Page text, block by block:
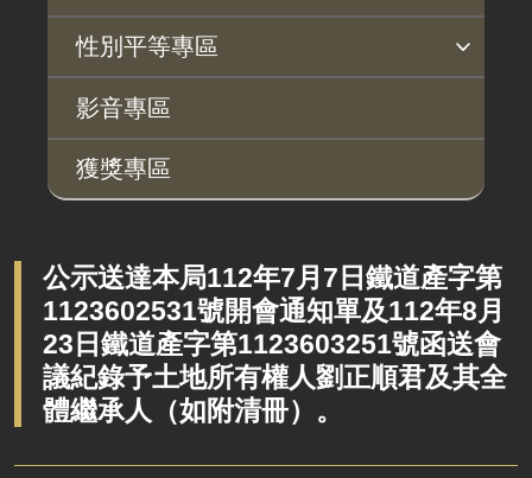
揭弊者保護專區
廉政訊息
利益衝突迴避園地
公務員廉政倫理規範
公職人員財產申報園地
廉政檢舉管道
桃地計畫廉政平臺專網
桃地計畫
廉政平臺
啟動儀式及交流座談會
定期聯繫會議
廉政體系
性別平等專區
性別平等工作小組
宣傳事項
性別平等推動計畫
性別平等統計分析
性別平等影響評估
性騷擾防治
相關網站
影音專區
獲獎專區
公示送達本局112年7月7日鐵道產字第
1123602531號開會通知單及112年8月
23日鐵道產字第1123603251號函送會
議紀錄予土地所有權人劉正順君及其全
體繼承人（如附清冊）。